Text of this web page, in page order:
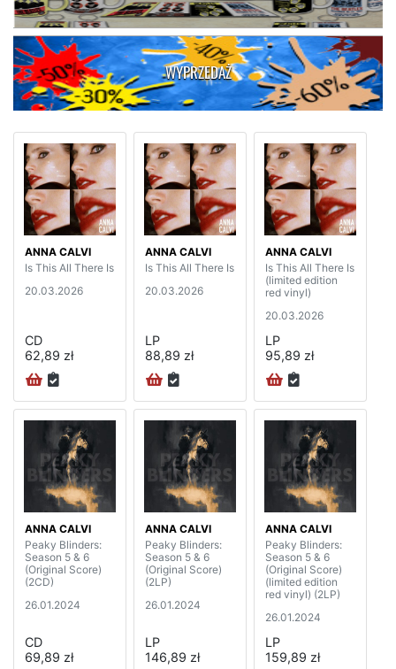
WYPRZEDAŻ
ANNA CALVI
Is This All There Is
20.03.2026
CD
62,89 zł
ANNA CALVI
Is This All There Is
20.03.2026
LP
88,89 zł
ANNA CALVI
Is This All There Is
(limited edition
red vinyl)
20.03.2026
LP
95,89 zł
ANNA CALVI
Peaky Blinders:
Season 5 & 6
(Original Score)
(2CD)
26.01.2024
CD
69,89 zł
ANNA CALVI
Peaky Blinders:
Season 5 & 6
(Original Score)
(2LP)
26.01.2024
LP
146,89 zł
ANNA CALVI
Peaky Blinders:
Season 5 & 6
(Original Score)
(limited edition
red vinyl) (2LP)
26.01.2024
LP
159,89 zł